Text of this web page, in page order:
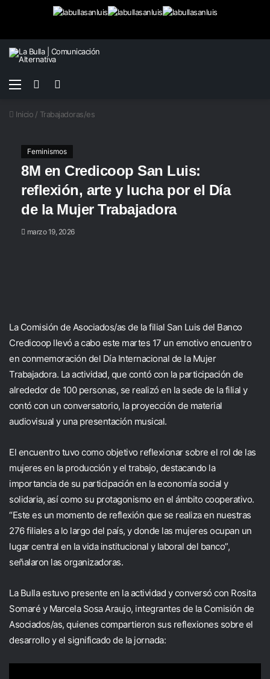
Menú
Buscar
Inicio / Trabajadoras/es
Feminismos
8M en Credicoop San Luis:
reflexión, arte y lucha por el Día
de la Mujer Trabajadora
marzo 19, 2026
La Comisión de Asociados/as de la filial San Luis del Banco
Credicoop llevó a cabo este martes 17 un emotivo encuentro
en conmemoración del Día Internacional de la Mujer
Trabajadora. La actividad, que contó con la participación de
alrededor de 100 personas, se realizó en la sede de la filial y
contó con un conversatorio, la proyección de material
audiovisual y una presentación musical.
El encuentro tuvo como objetivo reflexionar sobre el rol de las
mujeres en la producción y el trabajo, destacando la
importancia de su participación en la economía social y
solidaria, así como su protagonismo en el ámbito cooperativo.
“Este es un momento de reflexión que se realiza en nuestras
276 filiales a lo largo del país, y donde las mujeres ocupan un
lugar central en la vida institucional y laboral del banco”,
señalaron las organizadoras.
La Bulla estuvo presente en la actividad y conversó con Rosita
Somaré y Marcela Sosa Araujo, integrantes de la Comisión de
Asociados/as, quienes compartieron sus reflexiones sobre el
desarrollo y el significado de la jornada: